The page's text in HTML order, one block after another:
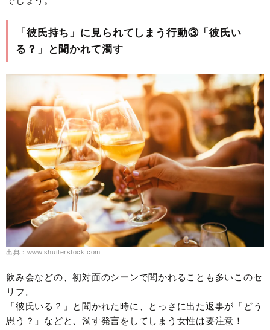
「彼氏持ち」に見られてしまう行動③「彼氏い
る？」と聞かれて濁す
出典：www.shutterstock.com
飲み会などの、初対面のシーンで聞かれることも多いこのセ
リフ。
「彼氏いる？」と聞かれた時に、とっさに出た返事が「どう
思う？」などと、濁す発言をしてしまう女性は要注意！